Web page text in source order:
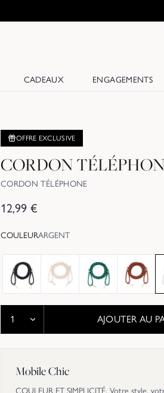
CADEAUX ENGAGEMENTS
OFFRE EXCLUSIVE
CORDON
CORDON TÉLÉPHONE
12,99 €
COULEURARGENT
AJOUTER AU
Mobile Chic
COULEUR ET SIMPLICITÉ. Votre style,